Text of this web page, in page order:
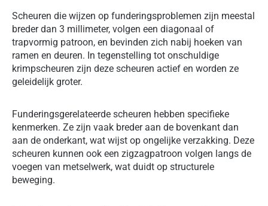
Scheuren die wijzen op funderingsproblemen zijn meestal
breder dan 3 millimeter, volgen een diagonaal of
trapvormig patroon, en bevinden zich nabij hoeken van
ramen en deuren. In tegenstelling tot onschuldige
krimpscheuren zijn deze scheuren actief en worden ze
geleidelijk groter.
Funderingsgerelateerde scheuren hebben specifieke
kenmerken. Ze zijn vaak breder aan de bovenkant dan
aan de onderkant, wat wijst op ongelijke verzakking. Deze
scheuren kunnen ook een zigzagpatroon volgen langs de
voegen van metselwerk, wat duidt op structurele
beweging.